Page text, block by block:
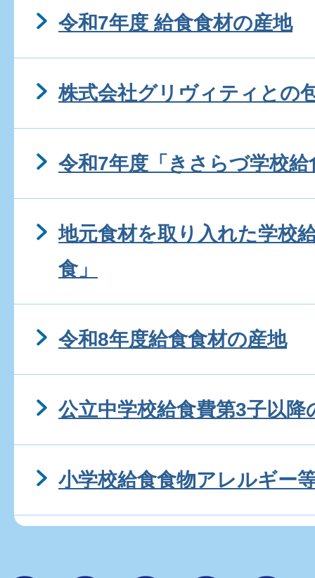
令和7年度 給食食材の産地
株式会社グリヴィティとの
令和7年度「きさらづ学校
地元食材を取り入れた学校
食」
令和8年度給食食材の産地
公立中学校給食費第3子以降
小学校給食食物アレルギー